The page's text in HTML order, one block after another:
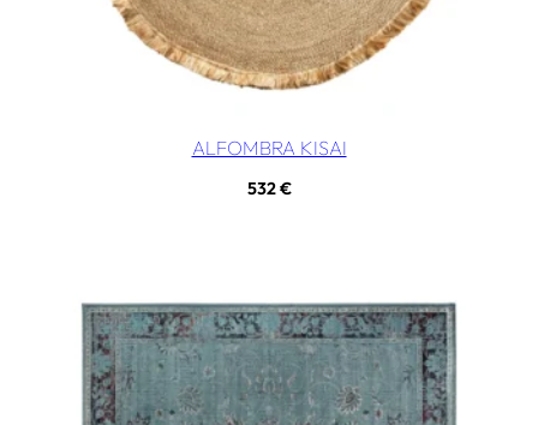
ALFOMBRA KISAI
532€